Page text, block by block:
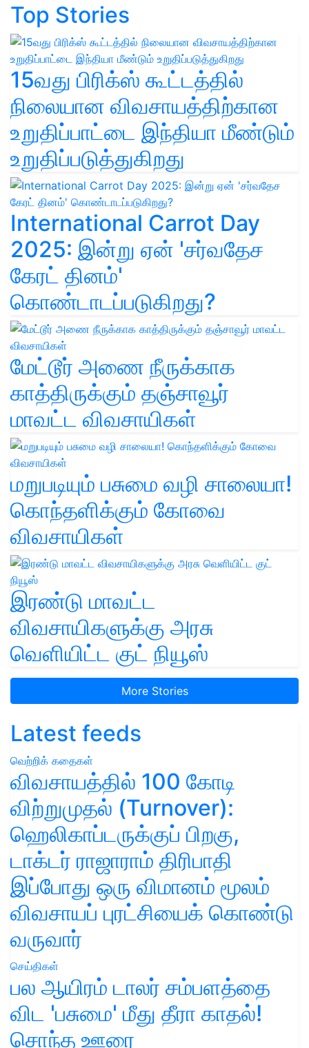
Top Stories
15வது பிரிக்ஸ் கூட்டத்தில்
நிலையான விவசாயத்திற்கான
உறுதிப்பாட்டை இந்தியா மீண்டும்
உறுதிப்படுத்துகிறது
International Carrot Day
2025: இன்று ஏன் 'சர்வதேச
கேரட் தினம்'
கொண்டாடப்படுகிறது?
மேட்டூர் அணை நீருக்காக
காத்திருக்கும் தஞ்சாவூர்
மாவட்ட விவசாயிகள்
மறுபடியும் பசுமை வழி சாலையா!
கொந்தளிக்கும் கோவை
விவசாயிகள்
இரண்டு மாவட்ட
விவசாயிகளுக்கு அரசு
வெளியிட்ட குட் நியூஸ்
More Stories
Latest feeds
வெற்றிக் கதைகள்
விவசாயத்தில் 100 கோடி
விற்றுமுதல் (Turnover):
ஹெலிகாப்டருக்குப் பிறகு,
டாக்டர் ராஜாராம் திரிபாதி
இப்போது ஒரு விமானம் மூலம்
விவசாயப் புரட்சியைக் கொண்டு
வருவார்
செய்திகள்
பல ஆயிரம் டாலர் சம்பளத்தை
விட 'பசுமை' மீது தீரா காதல்!
சொந்த ஊரை